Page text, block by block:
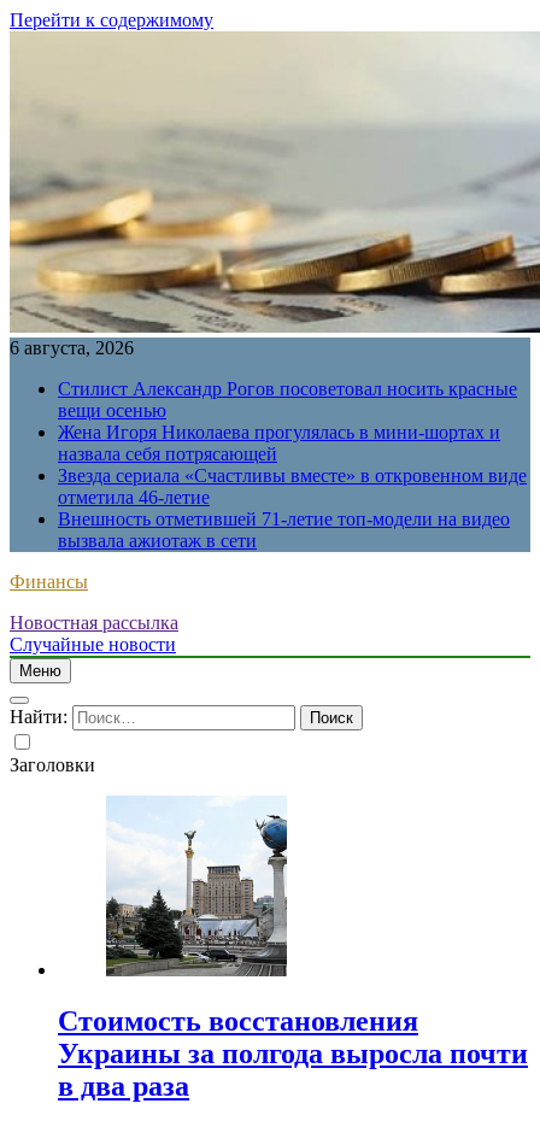
Перейти к содержимому
6 августа, 2026
Стилист Александр Рогов посоветовал носить красные
вещи осенью
Жена Игоря Николаева прогулялась в мини-шортах и
назвала себя потрясающей
Звезда сериала «Счастливы вместе» в откровенном виде
отметила 46-летие
Внешность отметившей 71-летие топ-модели на видео
вызвала ажиотаж в сети
Финансы
Новостная рассылка
Случайные новости
Меню
Найти:
Заголовки
Стоимость восстановления
Украины за полгода выросла почти
в два раза